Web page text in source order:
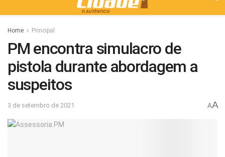
Home Principal
PM encontra simulacro de
pistola durante abordagem a
suspeitos
3 de setembro de 2021 AA